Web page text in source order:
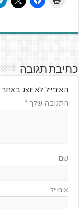
כתיבת תגובה
האימייל לא יוצג באתר.
התגובה שלך*
שם
אימייל